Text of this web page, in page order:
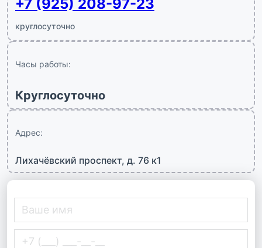
+7 (925) 208-97-23
круглосуточно
Часы работы:
Круглосуточно
Адрес:
Лихачёвский проспект, д. 76 к1